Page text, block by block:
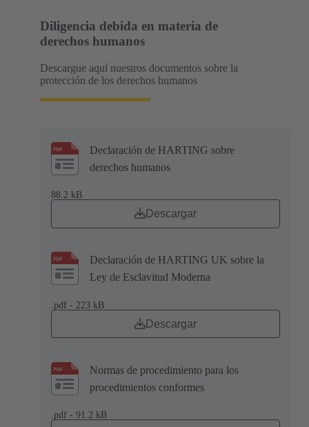
Diligencia debida en materia de
derechos humanos
Descargue aquí nuestros documentos sobre la
protección de los derechos humanos
Declaración de HARTING sobre
derechos humanos
88.2 kB
Descargar
Declaración de HARTING UK sobre la
Ley de Esclavitud Moderna
.pdf - 223 kB
Descargar
Normas de procedimiento para los
procedimientos conformes
.pdf - 91.2 kB